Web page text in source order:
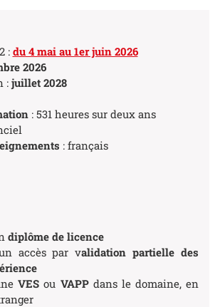
: du 4 mai au 1er juin 2026
2026
: juillet 2028
: 531 heures sur deux ans
: français
diplôme de licence
accès par validation partielle des
VESou VAPPdans le domaine, en